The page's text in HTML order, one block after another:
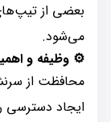
می‌شود.
⚙️ وظیفه و
محافظت از
ایجاد دسترسی